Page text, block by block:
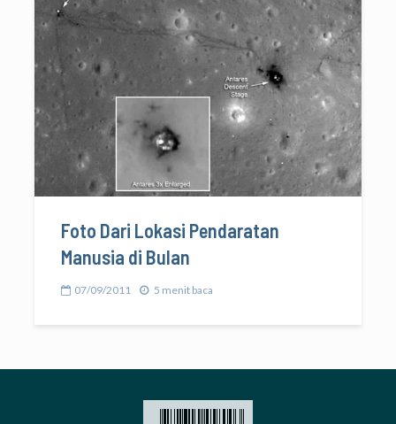
Foto Dari Lokasi Pendaratan
Manusia di Bulan
07/09/2011 5 menit baca